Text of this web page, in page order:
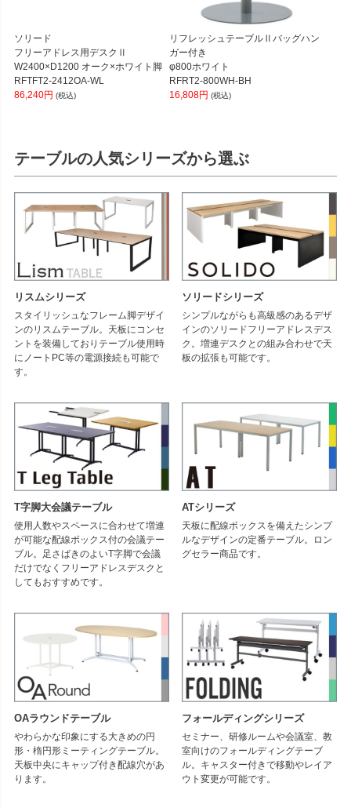
ソリード
フリーアドレス用デスクⅡ
W2400×D1200 オーク×ホワイト脚
RFTFT2-2412OA-WL
86,240円 (税込)
リフレッシュテーブルⅡバッグハン
ガー付き
φ800ホワイト
RFRT2-800WH-BH
16,808円 (税込)
テーブルの人気シリーズから選ぶ
リスムシリーズ
スタイリッシュなフレーム脚デザイ
ンのリスムテーブル。天板にコンセ
ントを装備しておりテーブル使用時
にノートPC等の電源接続も可能で
す。
ソリードシリーズ
シンプルながらも高級感のあるデザ
インのソリードフリーアドレスデス
ク。増連デスクとの組み合わせで天
板の拡張も可能です。
T字脚大会議テーブル
使用人数やスペースに合わせて増連
が可能な配線ボックス付の会議テー
ブル。足さばきのよいT字脚で会議
だけでなくフリーアドレスデスクと
してもおすすめです。
ATシリーズ
天板に配線ボックスを備えたシンプ
ルなデザインの定番テーブル。ロン
グセラー商品です。
OAラウンドテーブル
やわらかな印象にする大きめの円
形・楕円形ミーティングテーブル。
天板中央にキャップ付き配線穴があ
ります。
フォールディングシリーズ
セミナー、研修ルームや会議室、教
室向けのフォールディングテーブ
ル。キャスター付きで移動やレイア
ウト変更が可能です。